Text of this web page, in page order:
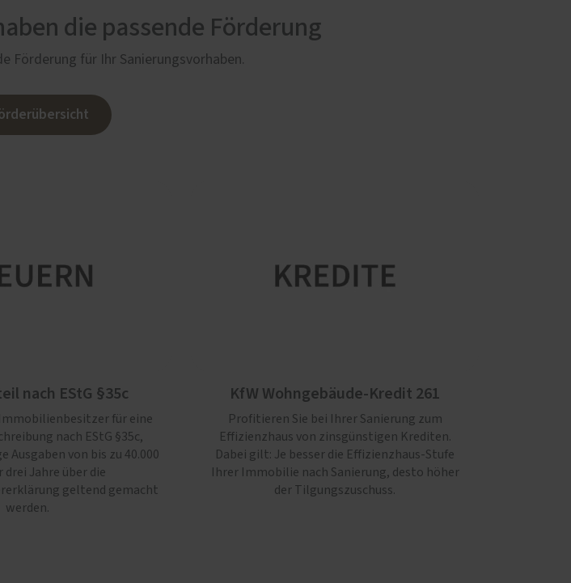
die passende Förderung
Förderung für Ihr Sanierungsvorhaben.
nach EStG §35c
für eine
nach EStG §35c,
Ausgaben von bis zu 40.000
drei Jahre über die
geltend gemacht
werden.
KfW Wohngebäude-Kredit 261
Profitieren Sie bei Ihrer Sanierung zum
Effizienzhaus von zinsgünstigen Krediten.
Dabei gilt: Je besser die Effizienz­haus-Stufe
Ihrer Immo­bilie nach Sanierung, desto höher
der Tilgungszuschuss.